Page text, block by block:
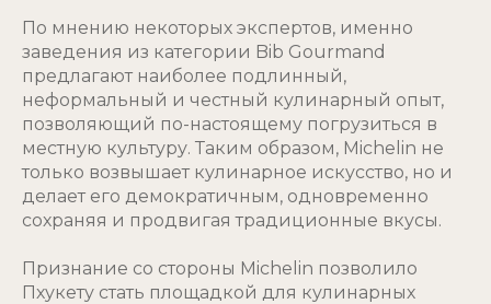
По мнению некоторых экспертов, именно
заведения из категории Bib Gourmand
предлагают наиболее подлинный,
неформальный и честный кулинарный опыт,
позволяющий по-настоящему погрузиться в
местную культуру. Таким образом, Michelin не
только возвышает кулинарное искусство, но и
делает его демократичным, одновременно
сохраняя и продвигая традиционные вкусы.
Признание со стороны Michelin позволило
Пхукету стать площадкой для кулинарных